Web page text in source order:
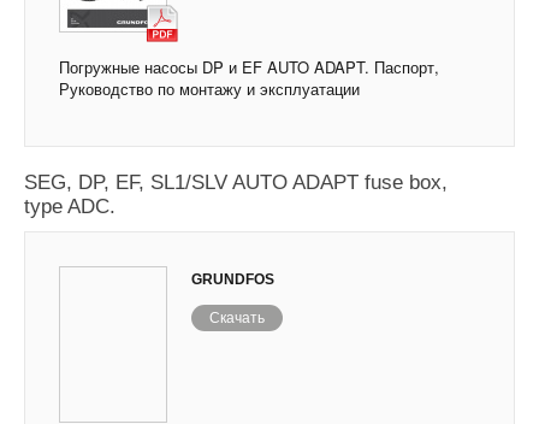
Погружные насосы DP и EF AUTO ADAPT. Паспорт,
Руководство по монтажу и эксплуатации
SEG, DP, EF, SL1/SLV AUTO ADAPT fuse box,
type ADC.
GRUNDFOS
Скачать